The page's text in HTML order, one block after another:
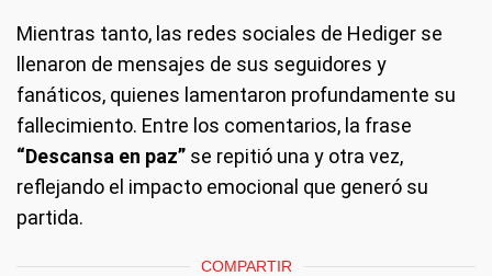
Mientras tanto, las redes sociales de Hediger se
llenaron de mensajes de sus seguidores y
fanáticos, quienes lamentaron profundamente su
fallecimiento. Entre los comentarios, la frase
“Descansa en paz” se repitió una y otra vez,
reflejando el impacto emocional que generó su
partida.
COMPARTIR